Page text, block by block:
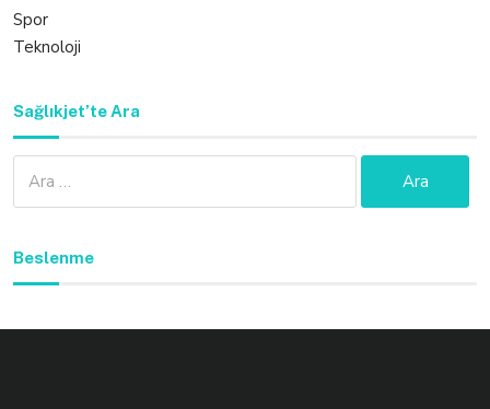
Spor
Teknoloji
Sağlıkjet’te Ara
Beslenme